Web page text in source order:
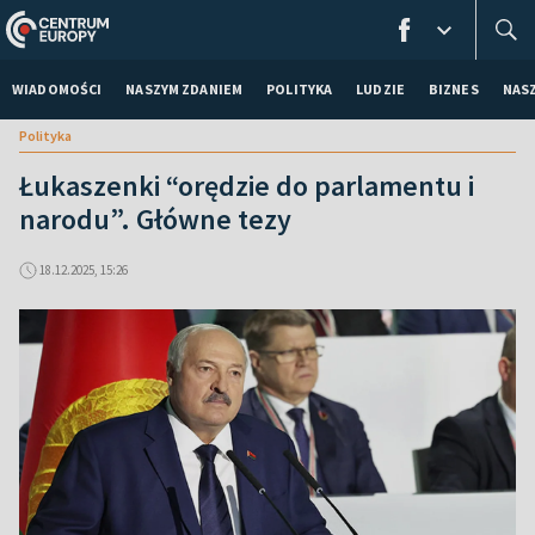
WIADOMOŚCI NASZYM ZDANIEM POLITYKA LUDZIE BIZNES
Polityka
Łukaszenki “orędzie do parlamentu i
narodu”. Główne tezy
18.12.2025, 15:26